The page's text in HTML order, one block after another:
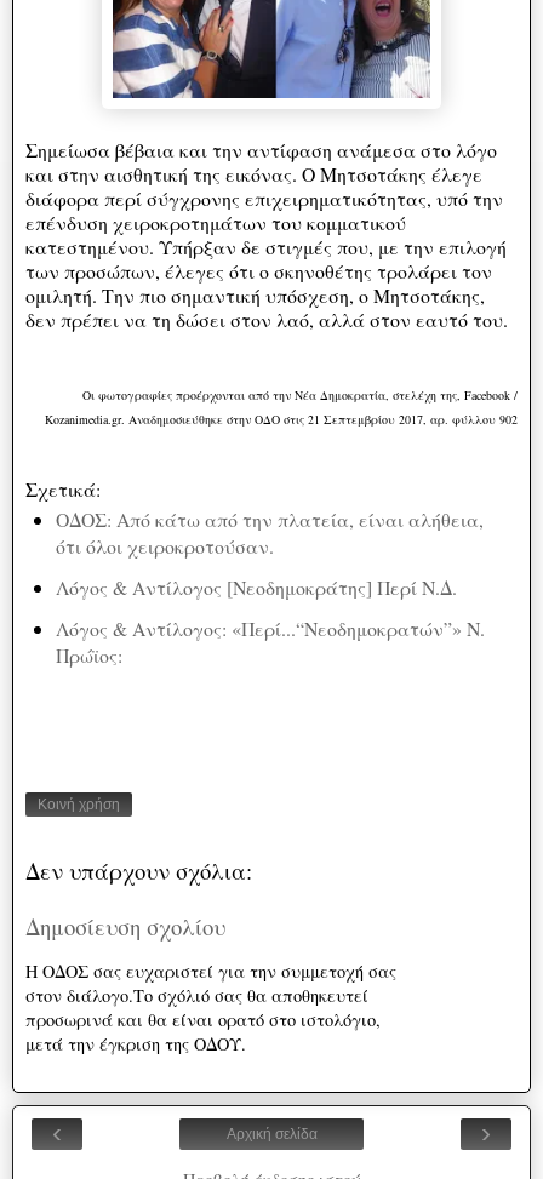
Σημείωσα βέβαια και την αντίφαση ανάμεσα στο λόγο
και στην αισθητική της εικόνας. Ο Μητσοτάκης έλεγε
διάφορα περί σύγχρονης επιχειρηματικότητας, υπό την
επένδυση χειροκροτημάτων του κομματικού
κατεστημένου. Υπήρξαν δε στιγμές που, με την επιλογή
των προσώπων, έλεγες ότι ο σκηνοθέτης τρολάρει τον
ομιλητή. Την πιο σημαντική υπόσχεση, ο Μητσοτάκης,
δεν πρέπει να τη δώσει στον λαό, αλλά στον εαυτό του.
Οι φωτογραφίες προέρχονται από την Νέα Δημοκρατία, στελέχη της, Facebook /
Kozanimedia.gr. Αναδημοσιεύθηκε στην ΟΔΟ στις 21 Σεπτεμβρίου 2017, αρ. φύλλου 902
Σχετικά:
ΟΔΟΣ: Από κάτω από την πλατεία, είναι αλήθεια,
ότι όλοι χειροκροτούσαν.
Λόγος & Αντίλογος [Νεοδημοκράτης] Περί Ν.Δ.
Λόγος & Αντίλογος: «Περί...“Νεοδημοκρατών”» Ν.
Πρώϊος:
Κοινή χρήση
Δεν υπάρχουν σχόλια:
Δημοσίευση σχολίου
Η ΟΔΟΣ σας ευχαριστεί για την συμμετοχή σας
στον διάλογο.Το σχόλιό σας θα αποθηκευτεί
προσωρινά και θα είναι ορατό στο ιστολόγιο,
μετά την έγκριση της ΟΔΟΥ.
‹ ›
Αρχική σελίδα